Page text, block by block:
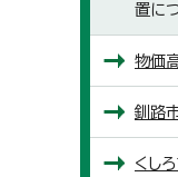
置に
物価
釧路
くし